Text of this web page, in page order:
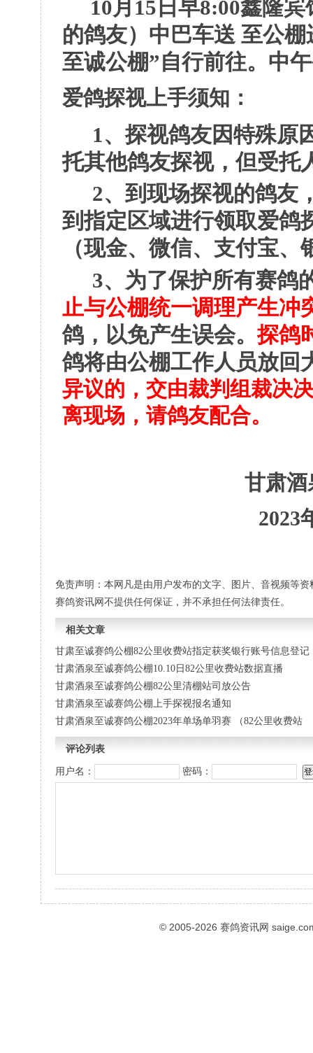
10月15日早8:00鑫隆
的鸽友）中巴车送 至公
至诚公棚”自行前往。中
爱鸽探视上手须知：
1、探视鸽友因特殊原
托其他鸽友探视，但受托
2、到现场探视的鸽友
到指定区域进行领取爱鸽
（现金、微信、支付宝
3、为了保护所有赛鸽
止与公棚统一调理产生冲
鸽，以免产生误会。探鸽
鸽将由公棚工作人员放回
异议的，交由裁判组裁决
离现场，请鸽友配合。
甘肃
2023
免责声明：本网凡是由用户发布的文字、图片、音视频等
赛鸽资讯网不提供任何保证，并不承担任何法律责任。
相关文章
甘肃至诚赛鸽公棚82公里收费站指定获奖银行账号信息登记
甘肃酒泉至诚赛鸽公棚10.10日82公里收费站数据直播
甘肃酒泉至诚赛鸽公棚82公里清棚站司放公告
甘肃酒泉至诚赛鸽公棚上手探视报名通知
甘肃酒泉至诚赛鸽公棚2023年单场单羽赛 （82公里收费站
评论列表
用户名： 密码：
© 2005-2026 赛鸽资讯网